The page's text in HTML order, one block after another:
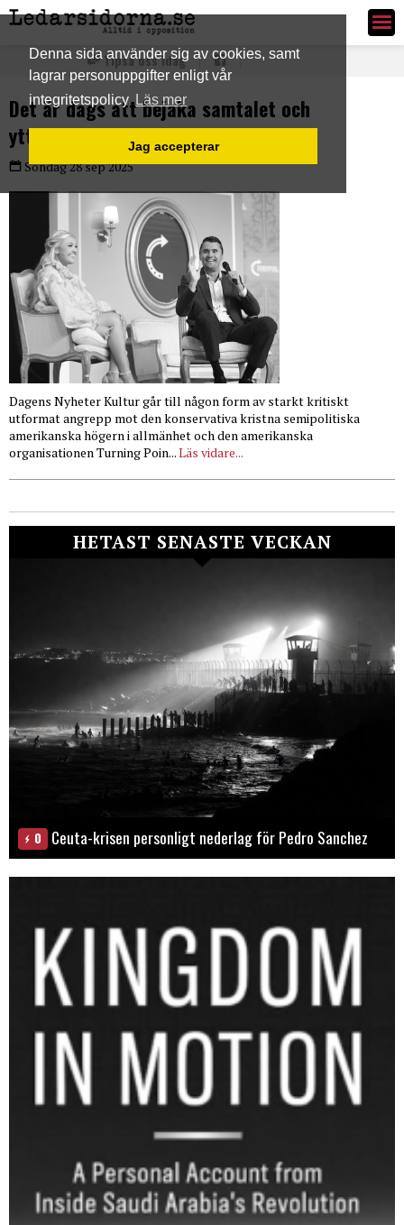
Denna sida använder sig av cookies, samt
lagrar personuppgifter enligt vår
integritetspolicy Läs mer
Jag accepterar
Ledarsidorna.se
Tipsa oss idag
Det är dags att bejaka samtalet och
yttrandefriheten
Söndag 28 sep 2025
Dagens Nyheter Kultur går till någon form av starkt kritiskt
utformat angrepp mot den konservativa kristna semipolitiska
amerikanska högern i allmänhet och den amerikanska
organisationen Turning Poin...Läs vidare...
HETAST SENASTE VECKAN
0 Ceuta-krisen personligt nederlag för Pedro Sanchez